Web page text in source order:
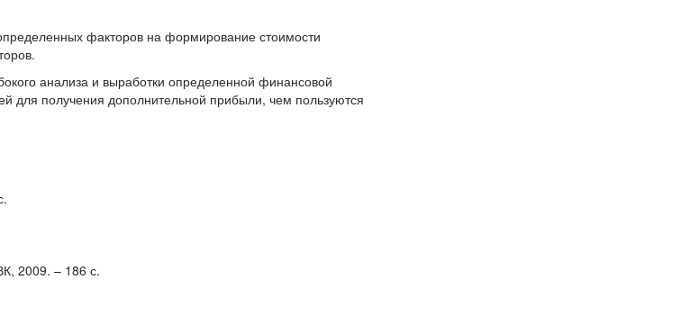
факторов на формирование стоимости
анализа и выработки определенной финансовой
для получения дополнительной прибыли, чем пользуются
2009. – 186 с.